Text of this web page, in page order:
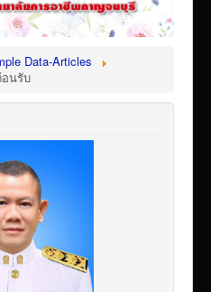
ละเอียด
2569
Data-Articles
นรับ